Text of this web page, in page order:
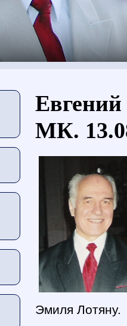
Вы здесь
МК.
Эмиля Лотяну.